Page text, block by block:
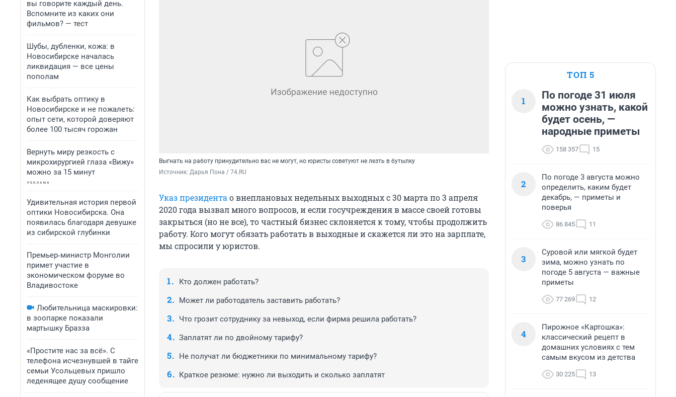
вы говорите каждый день.
Вспомните из каких они
фильмов? — тест
Шубы, дубленки, кожа: в
Новосибирске началась
ликвидация — все цены
пополам
Как выбрать оптику в
Новосибирске и не пожалеть:
опыт сети, которой доверяют
более 100 тысяч горожан
Вернуть миру резкость с
микрохирургией глаза «Вижу»
можно за 15 минут
Удивительная история первой
оптики Новосибирска. Она
появилась благодаря девушке
из сибирской глубинки
Премьер‑министр Монголии
примет участие в
экономическом форуме во
Владивостоке
Любительница маскировки:
в зоопарке показали
мартышку Бразза
«Простите нас за всё». С
телефона исчезнувшей в тайге
семьи Усольцевых пришло
леденящее душу сообщение
Выгнать на работу принудительно вас не могут, но юристы советуют не лезть в бутылку
Источник: Дарья Пона / 74.RU
Указ президента о внеплановых недельных выходных с 30 марта по 3 апреля
2020 года вызвал много вопросов, и если госучреждения в массе своей готовы
закрыться (но не все), то частный бизнес склоняется к тому, чтобы продолжить
работу. Кого могут обязать работать в выходные и скажется ли это на зарплате,
мы спросили у юристов.
Кто должен работать?
Может ли работодатель заставить работать?
Что грозит сотруднику за невыход, если фирма решила работать?
Заплатят ли по двойному тарифу?
Не получат ли бюджетники по минимальному тарифу?
Краткое резюме: нужно ли выходить и сколько заплатят
ТОП 5
1
По погоде 31 июля
можно узнать, какой
будет осень, —
народные приметы
158 357 15
2
По погоде 3 августа можно
определить, каким будет
декабрь, — приметы и
поверья
86 845 11
3
Суровой или мягкой будет
зима, можно узнать по
погоде 5 августа — важные
приметы
77 269 12
4
Пирожное «Картошка»:
классический рецепт в
домашних условиях с тем
самым вкусом из детства
30 225 13